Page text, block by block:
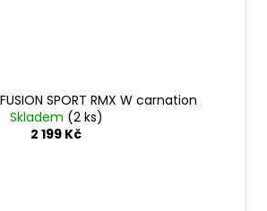
SPORT RMX W carnation
Skladem (2 ks)
2 199 Kč